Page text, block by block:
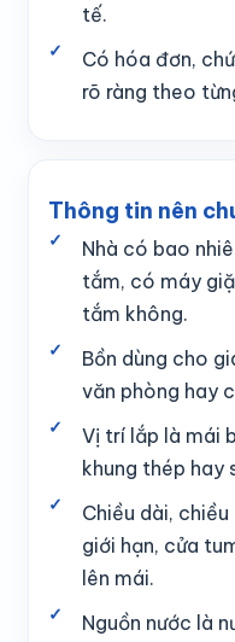
tế.
Có hóa đơn,
rõ ràng theo
Thông tin nên
Nhà có bao
tắm, có máy
tắm không.
Bồn dùng cho
văn phòng hay
Vị trí lắp là mái
khung thép hay
Chiều dài,
giới hạn, cửa
lên mái.
Nguồn nước là